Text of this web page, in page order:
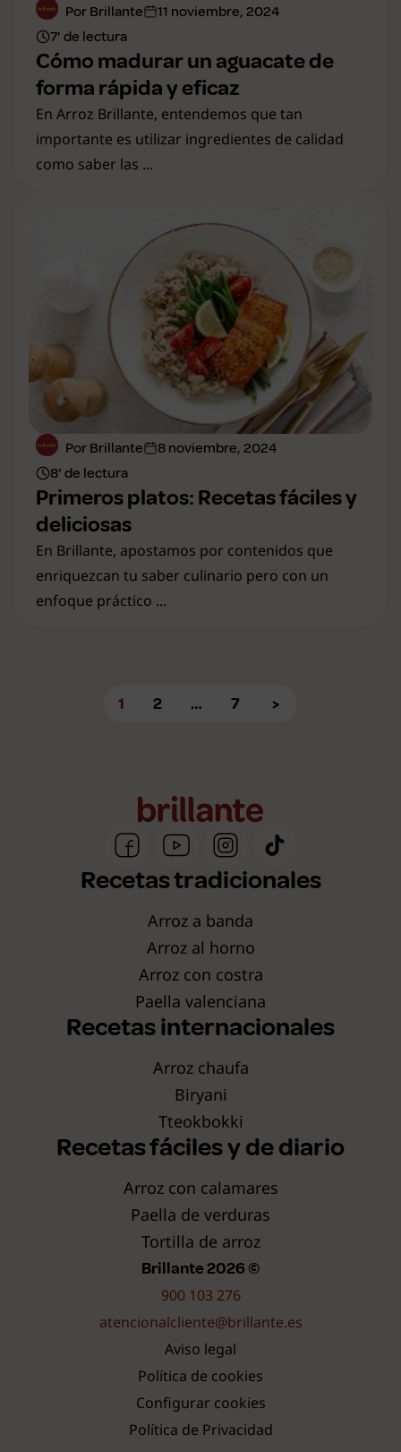
Por Brillante
11 noviembre, 2024
7' de lectura
Cómo madurar un aguacate de
forma rápida y eficaz
En Arroz Brillante, entendemos que tan
importante es utilizar ingredientes de calidad
como saber las ...
Por Brillante
8 noviembre, 2024
8' de lectura
Primeros platos: Recetas fáciles y
deliciosas
En Brillante, apostamos por contenidos que
enriquezcan tu saber culinario pero con un
enfoque práctico ...
1 2 … 7 >
Recetas tradicionales
Arroz a banda
Arroz al horno
Arroz con costra
Paella valenciana
Recetas internacionales
Arroz chaufa
Biryani
Tteokbokki
Recetas fáciles y de diario
Arroz con calamares
Paella de verduras
Tortilla de arroz
Brillante 2026 ©
900 103 276
atencionalcliente@brillante.es
Aviso legal
Política de cookies
Configurar cookies
Política de Privacidad